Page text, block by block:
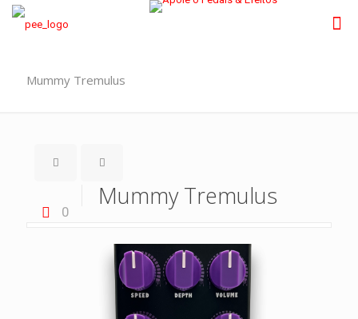
Mummy Tremulus
0
Mummy Tremulus